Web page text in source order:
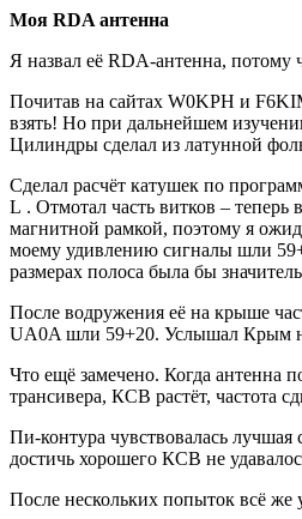
Моя RDA антенна
Я назвал её RDA-антенна,
Почитав на сайтах W0KPH и
взять! Но при дальнейшем
Цилиндры сделал из латунной
Сделал расчёт катушек по
L . Отмотал часть витков –
магнитной рамкой, поэтому я
моему удивлению сигналы шли
размерах полоса была бы
После водружения её на крыше
UA0A шли 59+20. Услышал Крым
Что ещё замечено. Когда антенна
трансивера, КСВ растёт, частота
Пи-контура чувствовалась лучшая
достичь хорошего КСВ не
После нескольких попыток всё